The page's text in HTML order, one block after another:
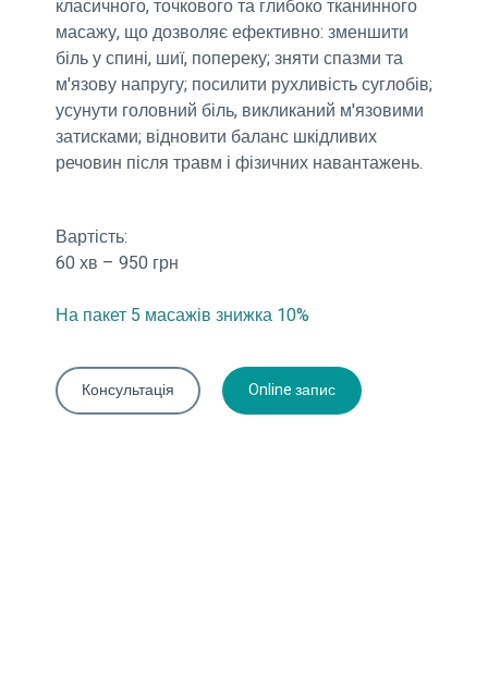
класичного, точкового та глибоко тканинного
масажу, що дозволяє ефективно: зменшити
біль у спині, шиї, попереку; зняти спазми та
м'язову напругу; посилити рухливість суглобів;
усунути головний біль, викликаний м'язовими
затисками; відновити баланс шкідливих
речовин після травм і фізичних навантажень.
Вартість:
60 хв – 950 грн
На пакет 5 масажів знижка 10%
Консультація Online запис